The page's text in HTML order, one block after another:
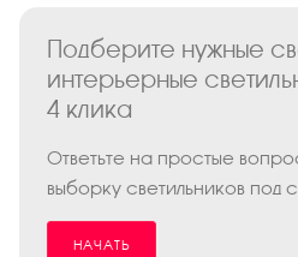
Подберите нужные
интерьерные
4 клика
Ответьте на простые
выборку светильников под
НАЧАТЬ